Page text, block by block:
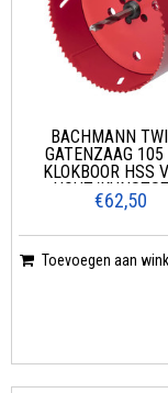
BACHMANN
GATENZAAG
KLOKBOOR HSS
HOUT/€62,50
Toevoegen aan